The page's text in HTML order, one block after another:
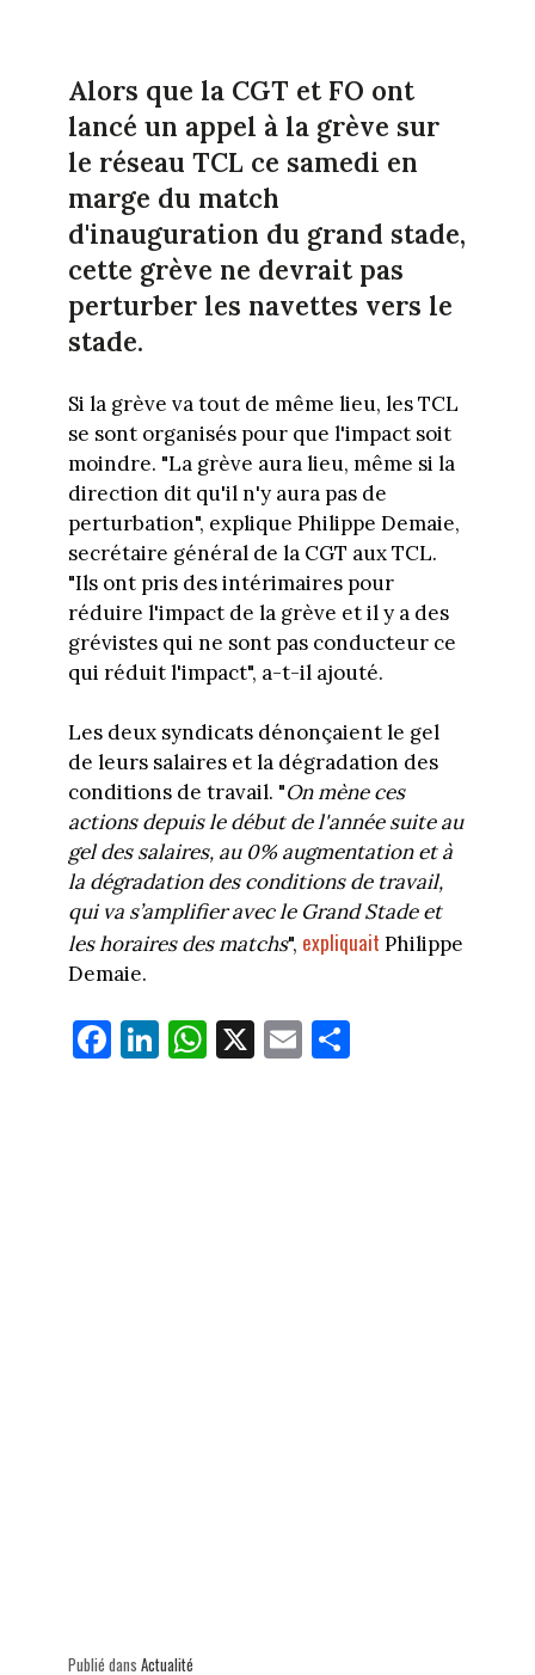
Alors que la CGT et FO ont
lancé un appel à la grève sur
le réseau TCL ce samedi en
marge du match
d'inauguration du grand stade,
cette grève ne devrait pas
perturber les navettes vers le
stade.
Si la grève va tout de même lieu, les TCL
se sont organisés pour que l'impact soit
moindre. "La grève aura lieu, même si la
direction dit qu'il n'y aura pas de
perturbation", explique Philippe Demaie,
secrétaire général de la CGT aux TCL.
"Ils ont pris des intérimaires pour
réduire l'impact de la grève et il y a des
grévistes qui ne sont pas conducteur ce
qui réduit l'impact", a-t-il ajouté.
Les deux syndicats dénonçaient le gel
de leurs salaires et la dégradation des
conditions de travail. "On mène ces
actions depuis le début de l'année suite au
gel des salaires, au 0% augmentation et à
la dégradation des conditions de travail,
qui va s’amplifier avec le Grand Stade et
les horaires des matchs", expliquait Philippe
Demaie.
Fa
ce
Li
nk
W
ha
X E
m
Pa
Publié dans Actualité